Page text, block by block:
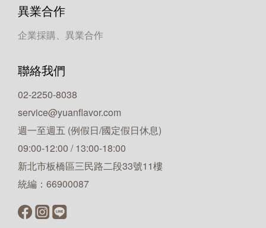
異業合作
企業採購、異業合作
聯絡我們
02-2250-8038
service@yuanflavor.com
週一至週五 (例假日/國定假日休息)
09:00-12:00 / 13:00-18:00
新北市板橋區三民路二段33號11樓
統編：66900087